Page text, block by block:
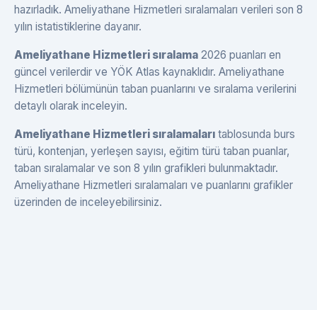
hazırladık. Ameliyathane Hizmetleri sıralamaları verileri son 8
yılın istatistiklerine dayanır.
Ameliyathane Hizmetleri sıralama 2026 puanları en
güncel verilerdir ve YÖK Atlas kaynaklıdır. Ameliyathane
Hizmetleri bölümünün taban puanlarını ve sıralama verilerini
detaylı olarak inceleyin.
Ameliyathane Hizmetleri sıralamaları tablosunda burs
türü, kontenjan, yerleşen sayısı, eğitim türü taban puanlar,
taban sıralamalar ve son 8 yılın grafikleri bulunmaktadır.
Ameliyathane Hizmetleri sıralamaları ve puanlarını grafikler
üzerinden de inceleyebilirsiniz.